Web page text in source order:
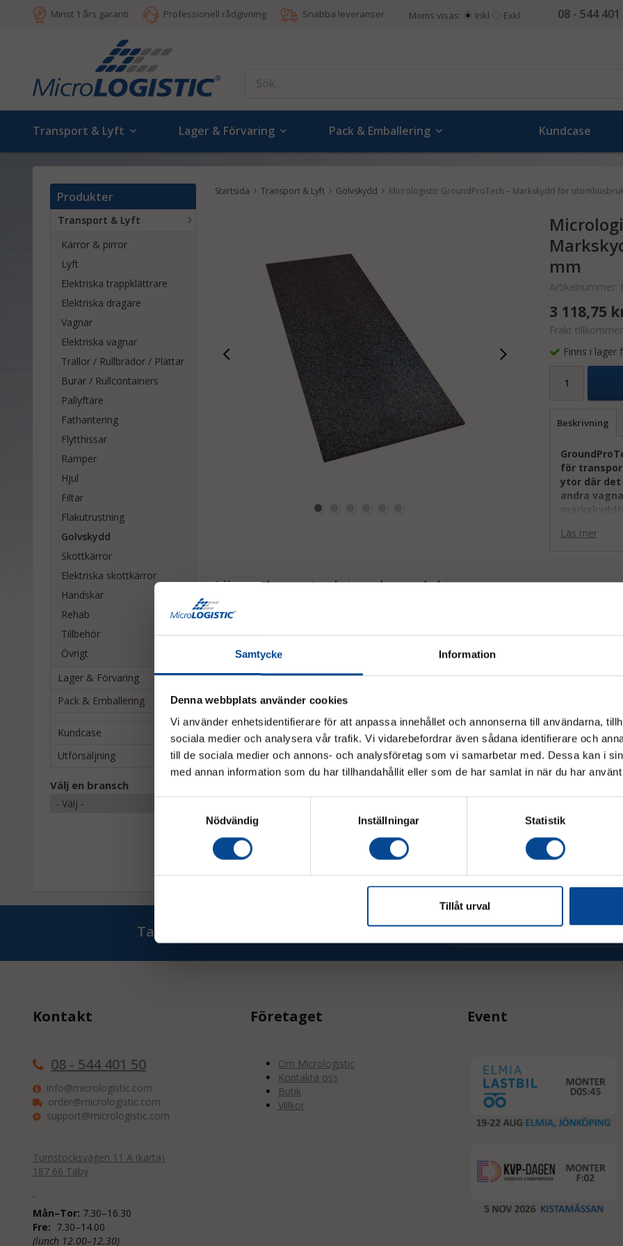
Samtycke Information
Denna webbplats använder cookies
Vi använder enhetsidentifierare för att anpassa innehållet och annonserna till användarna,
sociala medier och analysera vår trafik. Vi vidarebefordrar även sådana identifierare och
till de sociala medier och annons- och analysföretag som vi samarbetar med. Dessa kan i
med annan information som du har tillhandahållit eller som de har samlat in när du har
Nödvändig
Inställningar Statistik
Tillåt urval
Minst 1 års garanti Professionell rådgivning Snabba leveranser 08 - 544 401
Moms visas: Inkl Exkl
Transport & Lyft Lager & Förvaring Pack & Emballering Kundcase
Produkter
Transport & Lyft
Kärror & pirror
Lyft
Elektriska trappklättrare
Elektriska dragare
Vagnar
Elektriska vagnar
Trallor / Rullbrädor / Plättar
Burar / Rullcontainers
Pallyftare
Fathantering
Flytthissar
Ramper
Hjul
Filtar
Flakutrustning
Golvskydd
Skottkärror
Elektriska skottkärror
Handskar
Rehab
Tillbehör
Övrigt
Lager & Förvaring
Pack & Emballering
Kundcase
Utförsäljning
Välj en bransch
Startsida Transport & Lyft Golvskydd Micrologistic GroundProTech – Markskydd för
mm
Artikelnummer:
3 118,75
Frakt tillkommer
Finns i lager
Beskrivning
för
ytor där det
andra
motverkar
underlätta
Måtten är
två eller fler
tyngre
tillfälliga eller
Vi har
storlekar
Läs mer
Liknande samt relaterade produkter
Micrologistic ProTech Golvskydd
Micrologistic ProTech Golvskydd
Golvskydd, 1
25 x 1 m - Ingen
Ta del av våra bästa erbjudanden & nyheter!
Kontakt
08 - 544 401 50
info@micrologistic.com
order@micrologistic.com
support@micrologistic.com
Tumstocksvägen 11 A (karta)
187 66 Täby
Mån–Tor: 7.30–16.30
Fre: 7.30–14.00
(lunch 12.00–12.30)
Företaget
Om Micrologistic
Kontakta oss
Butik
Villkor
Event
Vänligen välj hur du vill se priserna
Exkl. moms
Inkl. moms